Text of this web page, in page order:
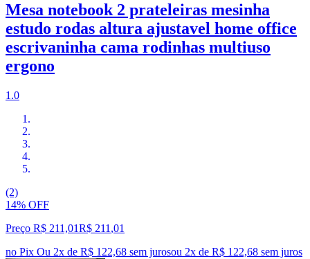
Mesa notebook 2 prateleiras mesinha
estudo rodas altura ajustavel home office
escrivaninha cama rodinhas multiuso
ergono
1.0
(2)
14% OFF
Preço R$ 211,01R$ 211 ,01
no Pix Ou 2x de R$ 122,68 sem jurosou 2x de R$ 122,68 sem juros